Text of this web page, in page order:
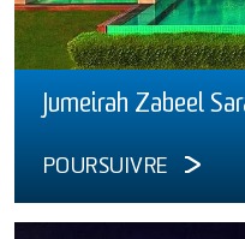
Jumeirah Zabeel
POURSUIVRE